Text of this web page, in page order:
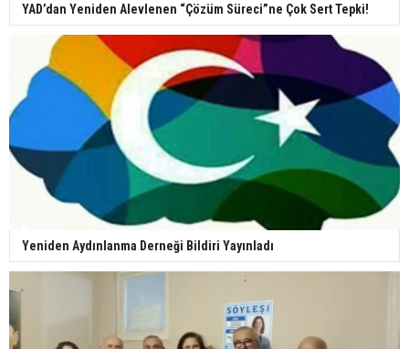
YAD’dan Yeniden Alevlenen “Çözüm Süreci”ne Çok Sert Tepki!
Yeniden Aydınlanma Derneği Bildiri Yayınladı